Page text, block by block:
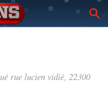
rue lucien vidié, 22300